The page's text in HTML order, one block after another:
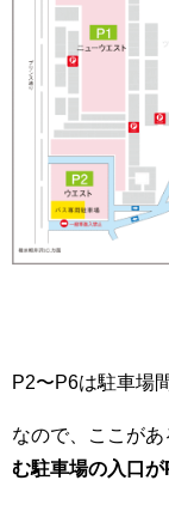
P2〜P6は駐車場
なので、ここがあ
む駐車場の入口が